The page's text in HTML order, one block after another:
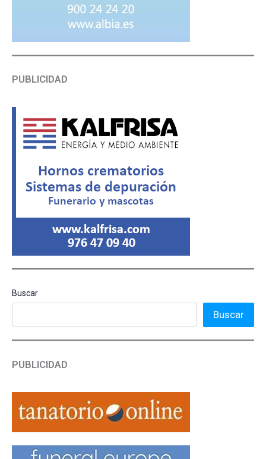
PUBLICIDAD
Buscar
Buscar
PUBLICIDAD